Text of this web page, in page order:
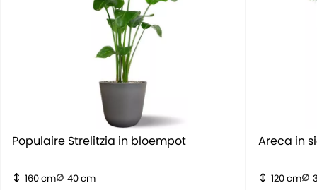
Populaire Strelitzia in bloempot
160 cm 40 cm
Areca in
120 cm